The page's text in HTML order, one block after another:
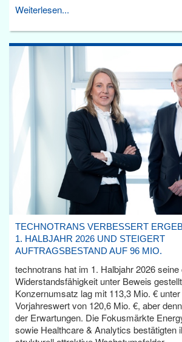
Weiterlesen...
TECHNOTRANS VERBESSERT
1. HALBJAHR 2026 UND STEIGERT
AUFTRAGSBESTAND AUF 96 MIO.
technotrans hat im 1. Halbjahr 2026 seine
Widerstandsfähigkeit unter Beweis
Konzernumsatz lag mit 113,3 Mio. €
Vorjahreswert von 120,6 Mio. €, aber
der Erwartungen. Die Fokusmärkte
sowie Healthcare & Analytics bestätigten